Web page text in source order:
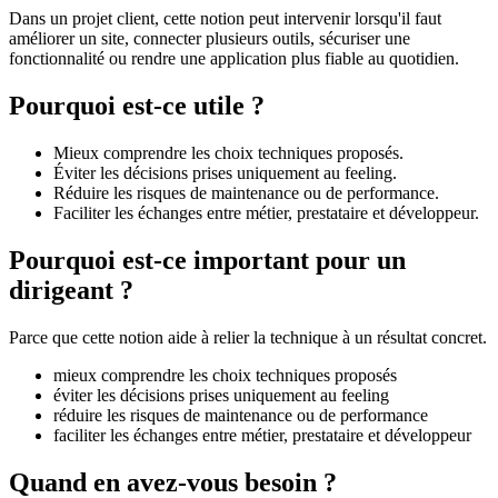
Dans un projet client, cette notion peut intervenir lorsqu'il faut
améliorer un site, connecter plusieurs outils, sécuriser une
fonctionnalité ou rendre une application plus fiable au quotidien.
Pourquoi est-ce utile ?
Mieux comprendre les choix techniques proposés.
Éviter les décisions prises uniquement au feeling.
Réduire les risques de maintenance ou de performance.
Faciliter les échanges entre métier, prestataire et développeur.
Pourquoi est-ce important pour un
dirigeant ?
Parce que cette notion aide à relier la technique à un résultat concret.
mieux comprendre les choix techniques proposés
éviter les décisions prises uniquement au feeling
réduire les risques de maintenance ou de performance
faciliter les échanges entre métier, prestataire et développeur
Quand en avez-vous besoin ?